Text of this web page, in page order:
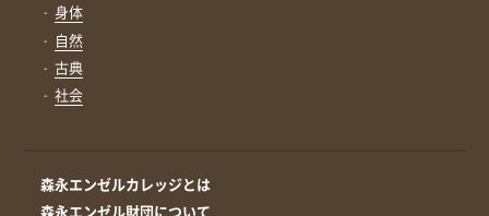
身体
自然
古典
社会
森永エンゼルカレッジとは
森永エンゼル財団について